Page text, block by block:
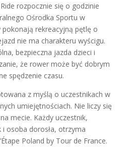
rozpocznie się o godzinie
Ośrodka Sportu w
pokonają rekreacyjną pętlę o
nie ma charakteru wyścigu.
bezpieczna jazda dzieci i
że rower może być dobrym
spędzenie czasu.
z myślą o uczestnikach w
umiejętnościach. Nie liczy się
mecie. Każdy uczestnik,
osoba dorosła, otrzyma
Poland by Tour de France.